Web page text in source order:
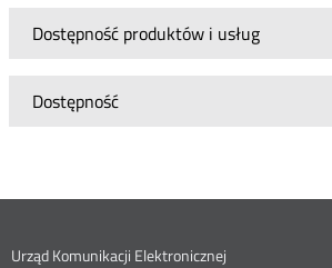
Dostępność produktów i usług
Dostępność
Urząd Komunikacji Elektronicznej